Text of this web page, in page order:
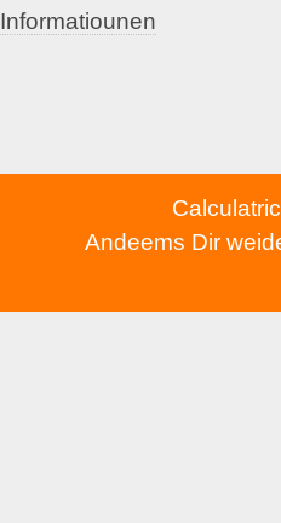
Informatiounen
Andeems Dir